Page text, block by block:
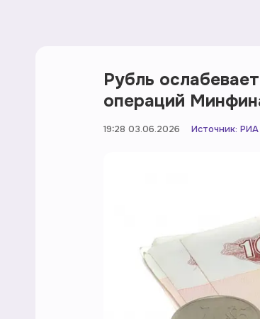
Рубль
операций
19:28 03.06.2026 Источник: РИА